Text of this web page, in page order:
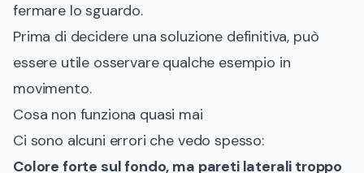
fermare lo sguardo.
Prima di decidere una soluzione definitiva, può
essere utile osservare qualche esempio in
movimento.
Cosa non funziona quasi mai
Ci sono alcuni errori che vedo spesso:
Colore forte sul fondo, ma pareti laterali troppo